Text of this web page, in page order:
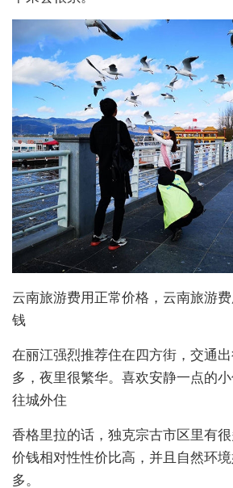
云南旅游费用正常价格，云南旅游
钱
在丽江强烈推荐住在四方街，交通
多，夜里很繁华。喜欢安静一点的
往城外住
香格里拉的话，独克宗古市区里有
价钱相对性性价比高，并且自然环
多。